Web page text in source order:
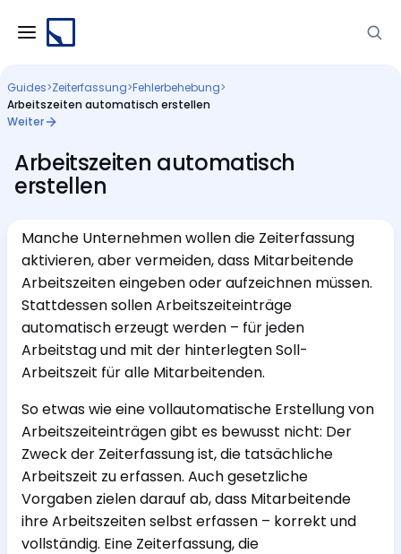
Guides>Zeiterfassung>Fehlerbehebung>
Arbeitszeiten automatisch erstellen
Weiter
Arbeitszeiten automatisch
erstellen
Manche Unternehmen wollen die Zeiterfassung
aktivieren, aber vermeiden, dass Mitarbeitende
Arbeitszeiten eingeben oder aufzeichnen müssen.
Stattdessen sollen Arbeitszeiteinträge
automatisch erzeugt werden – für jeden
Arbeitstag und mit der hinterlegten Soll-
Arbeitszeit für alle Mitarbeitenden.
So etwas wie eine vollautomatische Erstellung von
Arbeitszeiteinträgen gibt es bewusst nicht: Der
Zweck der Zeiterfassung ist, die tatsächliche
Arbeitszeit zu erfassen. Auch gesetzliche
Vorgaben zielen darauf ab, dass Mitarbeitende
ihre Arbeitszeiten selbst erfassen – korrekt und
vollständig. Eine Zeiterfassung, die